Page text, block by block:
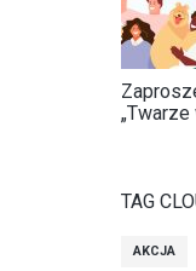
TAG
AKCJA